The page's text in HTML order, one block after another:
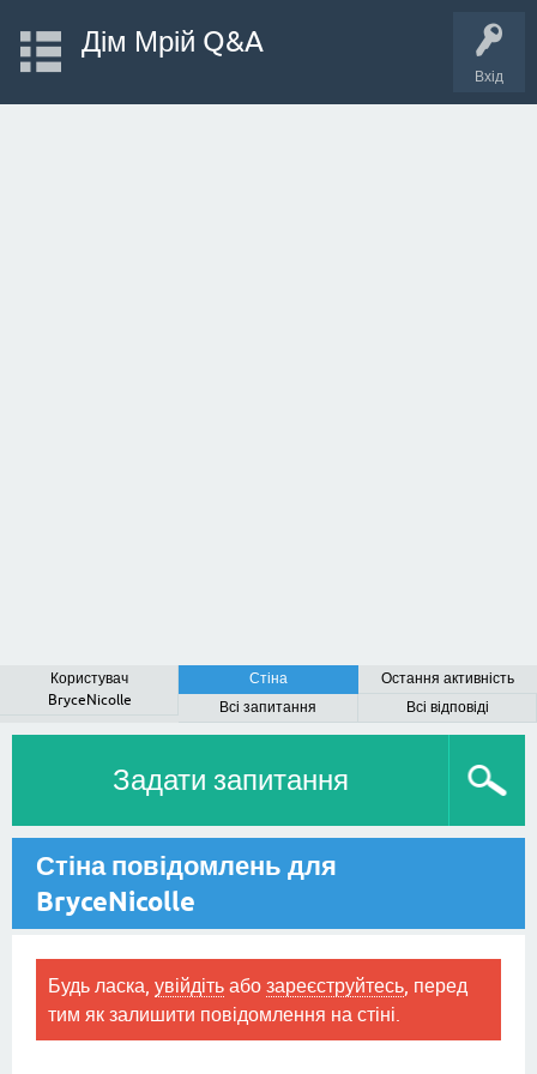
Вхід
Дім Мрій Q&A
Користувач
BryceNicolle
Стіна
Остання активність
Всі запитання
Всі відповіді
Задати запитання
Стіна повідомлень для
BryceNicolle
Будь ласка, увійдіть або зареєструйтесь , перед
тим як залишити повідомлення на стіні.